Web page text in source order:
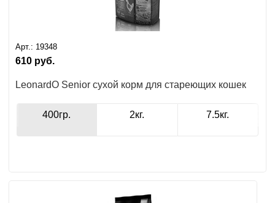
Арт.: 19348
610 руб.
LeonardO Senior сухой корм для стареющих кошек
400гр. 2кг. 7.5кг.